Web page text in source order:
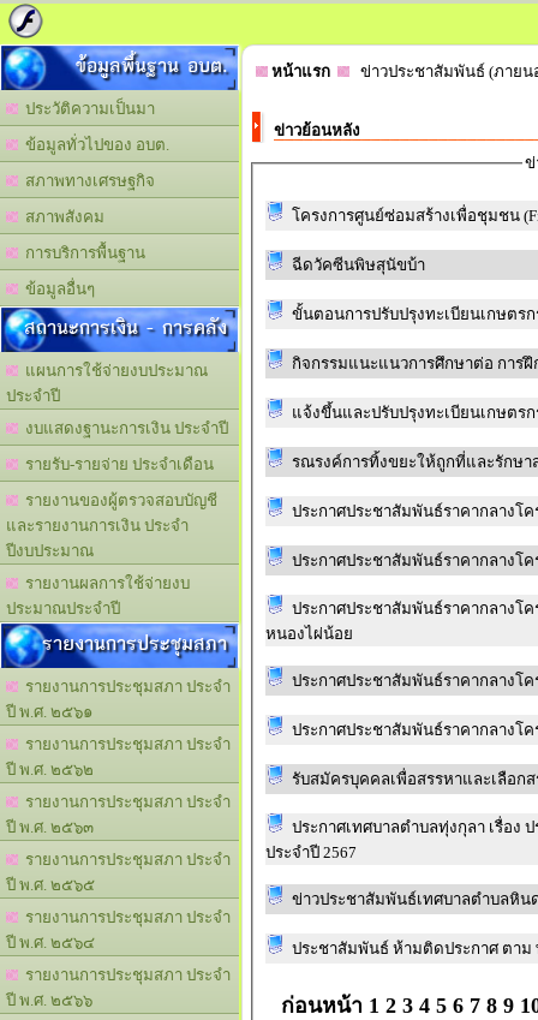
ข้อมูลพื้นฐาน อบต.
ประวัติความเป็นมา
ข้อมูลทั่วไปของ อบต.
สภาพทางเศรษฐกิจ
สภาพสังคม
การบริการพื้นฐาน
ข้อมูลอื่นๆ
สถานะการเงิน - การคลัง
แผนการใช้จ่ายงบประมาณ
ประจำปี
งบแสดงฐานะการเงิน ประจำปี
รายรับ-รายจ่าย ประจำเดือน
รายงานของผู้ตรวจสอบบัญชี
และรายงานการเงิน ประจำ
ปีงบประมาณ
รายงานผลการใช้จ่ายงบ
ประมาณประจำปี
รายงานการประชุมสภา
รายงานการประชุมสภา ประจำ
ปี พ.ศ. ๒๕๖๑
รายงานการประชุมสภา ประจำ
ปี พ.ศ. ๒๕๖๒
รายงานการประชุมสภา ประจำ
ปี พ.ศ. ๒๕๖๓
รายงานการประชุมสภา ประจำ
ปี พ.ศ. ๒๕๖๕
รายงานการประชุมสภา ประจำ
ปี พ.ศ. ๒๕๖๔
รายงานการประชุมสภา ประจำ
ปี พ.ศ. ๒๕๖๖
หน้าแรก ข่าวประชาสัมพันธ์ (ภาย
ข่าวย้อนหลัง
ข่
โครงการศูนย์ซ่อมสร้างเพื่อชุมชน
ฉีดวัคซีนพิษสุนัขบ้า
ขั้นตอนการปรับปรุงทะเบียนเกษตร
กิจกรรมแนะแนวการศึกษาต่อ การ
แจ้งขึ้นและปรับปรุงทะเบียนเกษตรก
รณรงค์การทิ้งขยะให้ถูกที่และรักษ
ประกาศประชาสัมพันธ์ราคากลาง
ประกาศประชาสัมพันธ์ราคากลาง
ประกาศประชาสัมพันธ์ราคากลางโ
หนองไผ่น้อย
ประกาศประชาสัมพันธ์ราคากลาง
ประกาศประชาสัมพันธ์ราคากลาง
รับสมัครบุคคลเพื่อสรรหาและเลือก
ประกาศเทศบาลตำบลทุ่งกุลา เรื่อง
ประจำปี 2567
ข่าวประชาสัมพันธ์เทศบาลตำบลหิน
ประชาสัมพันธ์ ห้ามติดประกาศ ตาม
ก่อนหน้า 1 2 3 4 5 6 7 8 9